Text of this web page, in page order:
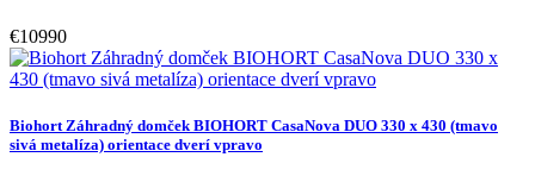
€10990
Biohort Záhradný domček BIOHORT CasaNova DUO 330 x 430 (tmavo
sivá metalíza) orientace dverí vpravo